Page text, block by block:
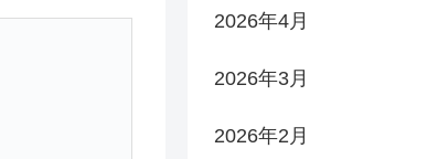
2026年4月
2026年3月
2026年2月